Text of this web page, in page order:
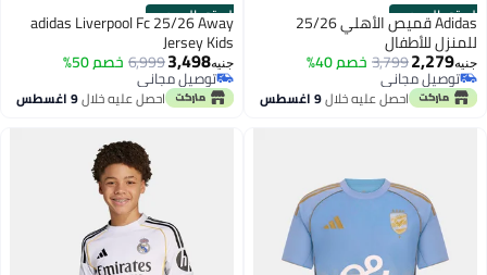
الستور الرسمي Adidas قميص الأهلي 25/26
للمنزل للأطفال
جنيه2,279
3,799خصم 40%
توصيل مجاني
توصيل مجانياحصل عليه خلال9 اغسطس
الستور الرسمي
adidas Liverpool Fc 25/26 Away
Jersey Kids
جنيه3,498
6,999خصم 50%
توصيل مجاني
توصيل مجانياحصل عليه خلال9 اغسطس